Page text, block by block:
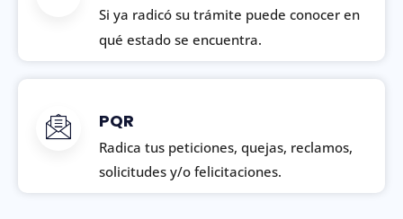
Si ya radicó su trámite puede conocer en
qué estado se encuentra.
PQR
Radica tus peticiones, quejas, reclamos,
solicitudes y/o felicitaciones.